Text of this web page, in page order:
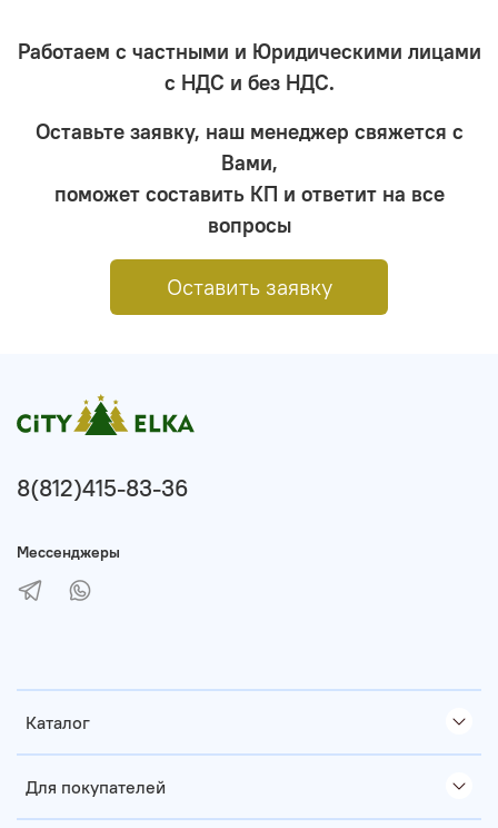
Работаем с частными и Юридическими лицами
с НДС и без НДС.
Оставьте заявку, наш менеджер свяжется с
Вами,
поможет составить КП и ответит на все
вопросы
Оставить заявку
Каталог
Для покупателей
8(812)415-83-36
Мессенджеры